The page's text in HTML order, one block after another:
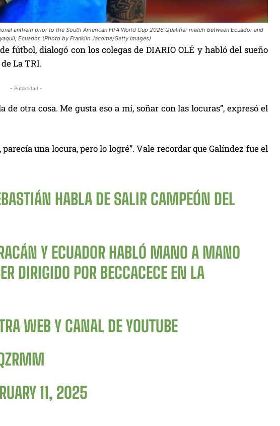
anthem prior to the South American FIFA World Cup 2026 Qualifier match between Ecuador and
Ecuador. (Photo by Franklin Jacome/Getty Images)
fútbol, dialogó con los colegas de DIARIO OLÉ y habló del sueño
La TRI.
- Publicidad -
otra cosa. Me gusta eso a mí, soñar con las locuras”, expresó el
una locura, pero lo logré”. Vale recordar que Galíndez fue el
HABLA DE SALIR CAMPEÓN DEL
Y ECUADOR HABLÓ MANO A MANO
DIRIGIDO POR BECCACECE EN LA
WEB Y CANAL DE YOUTUBE
11, 2025